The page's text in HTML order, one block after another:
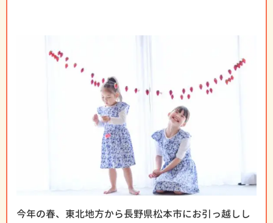
今年の春、東北地方から長野県松本市にお引っ越しし